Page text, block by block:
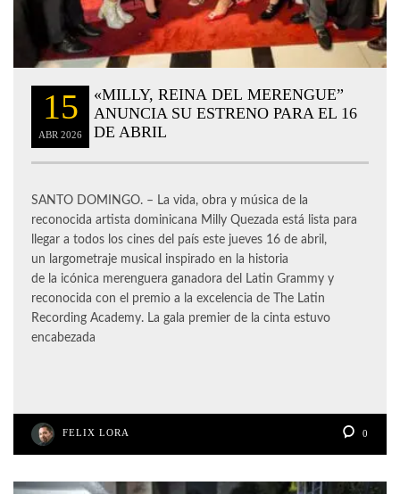
15
ABR 2026
«MILLY, REINA DEL MERENGUE”
ANUNCIA SU ESTRENO PARA EL 16
DE ABRIL
SANTO DOMINGO. – La vida, obra y música de la
reconocida artista dominicana Milly Quezada está lista para
llegar a todos los cines del país este jueves 16 de abril,
un largometraje musical inspirado en la historia
de la icónica merenguera ganadora del Latin Grammy y
reconocida con el premio a la excelencia de The Latin
Recording Academy. La gala premier de la cinta estuvo
encabezada
FELIX LORA 0